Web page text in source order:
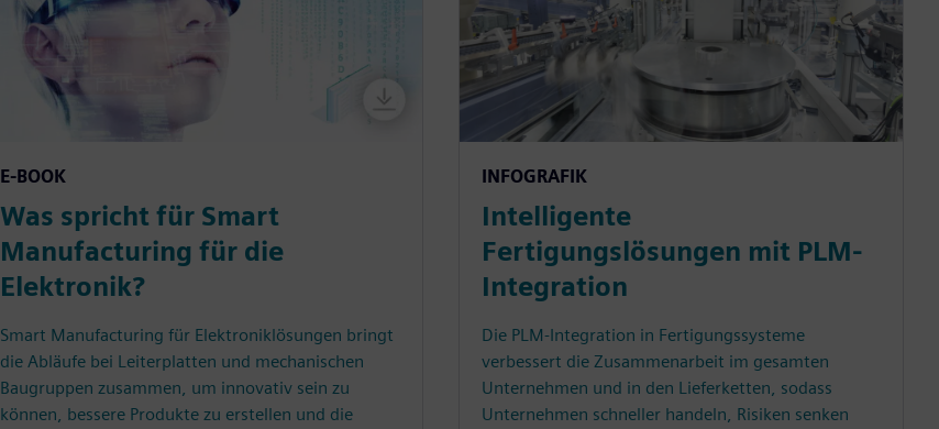
E-BOOK
Was spricht für Smart
Manufacturing für die
Elektronik?
Smart Manufacturing für Elektroniklösungen bringt
die Abläufe bei Leiterplatten und mechanischen
Baugruppen zusammen, um innovativ sein zu
können, bessere Produkte zu erstellen und die
INFOGRAFIK
Intelligente
Fertigungslösungen mit PLM-
Integration
Die PLM-Integration in Fertigungssysteme
verbessert die Zusammenarbeit im gesamten
Unternehmen und in den Lieferketten, sodass
Unternehmen schneller handeln, Risiken senken